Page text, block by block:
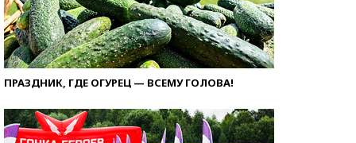
ПРАЗДНИК, ГДЕ ОГУРЕЦ — ВСЕМУ ГОЛОВА!